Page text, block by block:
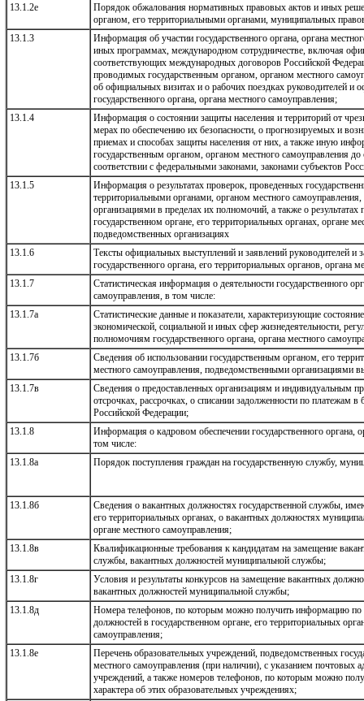
13.1.2е
Порядок обжалования нормативных правовых актов и иных
органом, его территориальными органами, муниципальных
13.1.3
Информация об участии государственного органа, органа
иных программах, международном сотрудничестве, включая
соответствующих международных договоров Российской
проводимых государственным органом, органом местного
об официальных визитах и о рабочих поездках руководителей и
государственного органа, органа местного самоуправления;
13.1.4
Информация о состоянии защиты населения и территорий от
мерах по обеспечению их безопасности, о прогнозируемых и
приемах и способах защиты населения от них, а также иную
государственным органом, органом местного самоуправления до
соответствии с федеральными законами, законами субъектов
13.1.5
Информация о результатах проверок, проведенных
территориальными органами, органом местного
организациями в пределах их полномочий, а также о
государственном органе, его территориальных органах, органе
подведомственных организациях
13.1.6
Тексты официальных выступлений и заявлений руководителей и
государственного органа, его территориальных органов, органа
13.1.7
Статистическая информация о деятельности государственного
самоуправления, в том числе:
13.1.7а
Статистические данные и показатели, характеризующие
экономической, социальной и иных сфер жизнедеятельности,
полномочиям государственного органа, органа местного
13.1.7б
Сведения об использовании государственным органом, его
местного самоуправления, подведомственными организациями
13.1.7в
Сведения о предоставленных организациям и индивидуальным
отсрочках, рассрочках, о списании задолженности по платежам
Российской Федерации;
13.1.8
Информация о кадровом обеспечении государственного органа,
том числе:
13.1.8а
Порядок поступления граждан на государственную службу,
13.1.8б
Сведения о вакантных должностях государственной службы,
его территориальных органах, о вакантных должностях
органе местного самоуправления;
13.1.8в
Квалификационные требования к кандидатам на замещение
службы, вакантных должностей муниципальной службы;
13.1.8г
Условия и результаты конкурсов на замещение вакантных
вакантных должностей муниципальной службы;
13.1.8д
Номера телефонов, по которым можно получить информацию по
должностей в государственном органе, его территориальных
самоуправления;
13.1.8е
Перечень образовательных учреждений, подведомственных
местного самоуправления (при наличии), с указанием почтовых
учреждений, а также номеров телефонов, по которым можно
характера об этих образовательных учреждениях;